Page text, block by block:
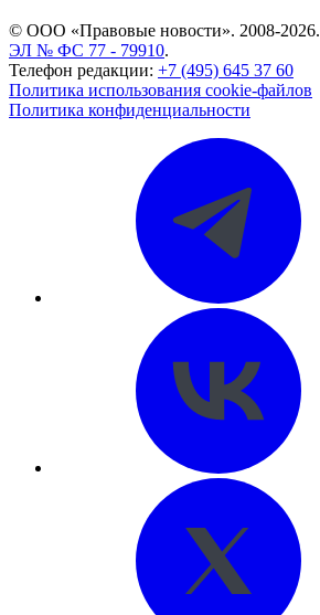
© ООО «Правовые новости». 2008-2026.
ЭЛ № ФС 77 - 79910.
Телефон редакции: +7 (495) 645 37 60
Политика использования cookie-файлов
Политика конфиденциальности